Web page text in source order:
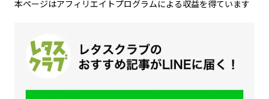
本ページはアフィリエイトプログラムによる収益を得ています